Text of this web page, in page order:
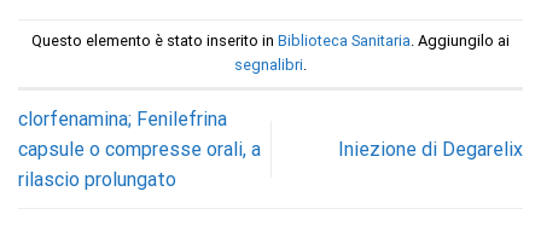
Questo elemento è stato inserito in Biblioteca Sanitaria . Aggiungilo ai
segnalibri
clorfenamina; Fenilefrina
capsule o compresse orali, a
rilascio prolungato
Iniezione di Degarelix